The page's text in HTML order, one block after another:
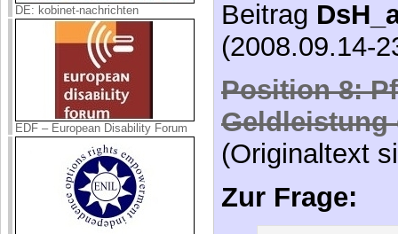
DE: kobinet-nachrichten
EDF – European Disability Forum
Position 8:
Geldleistung
(Originaltext
Zur Frage:
*** Immer wieder gibt
Missbrauchs. Ist dieser